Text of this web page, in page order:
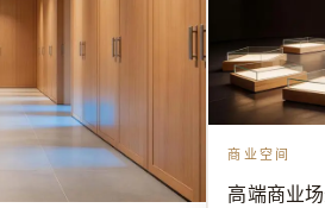
列产品。 DRSEN大申不断引进全
艺，形成了国际先进及创新的设
司还引进先进的碳化炉设备，对
次烘干及碳化，以确保产品在寒
裂、不变形。 DRSEN大申，保证
质与纯美式家居艺术气息！同时
商业空间
高端商业